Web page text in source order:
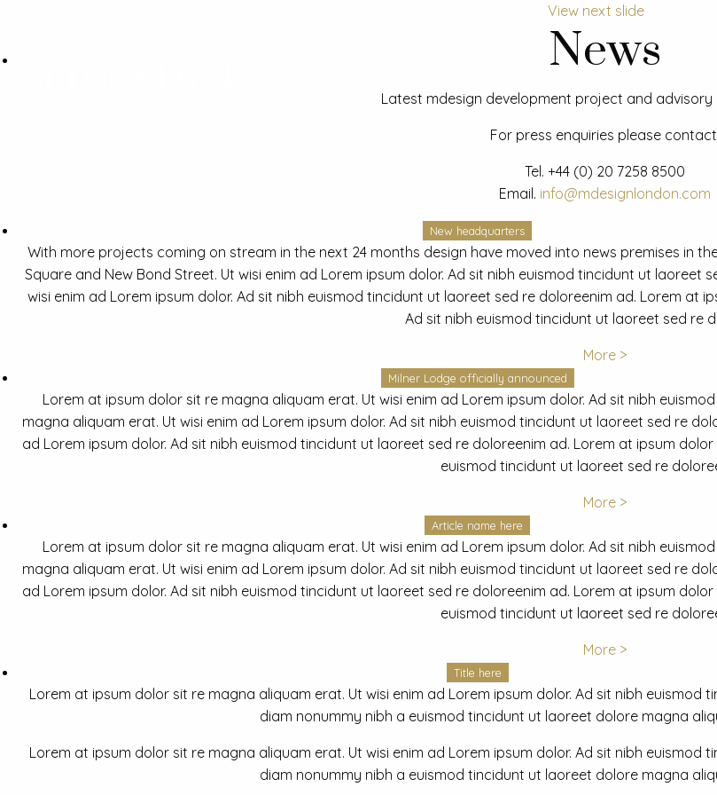
View next slide
News
Latest mdesign development project and advisory
For press enquiries please
Tel. +44 (0) 20 7258 8500
Email. info@mdesignlondon.com
New headquarters
With more projects coming on stream in the next 24 months design have moved into news premises in
Square and New Bond Street. Ut wisi enim ad Lorem ipsum dolor. Ad sit nibh euismod tincidunt ut
wisi enim ad Lorem ipsum dolor. Ad sit nibh euismod tincidunt ut laoreet sed re doloreenim ad. Lorem at
Ad sit nibh euismod tincidunt ut laoreet sed re
More >
Milner Lodge officially announced
Lorem at ipsum dolor sit re magna aliquam erat. Ut wisi enim ad Lorem ipsum dolor. Ad sit nibh
magna aliquam erat. Ut wisi enim ad Lorem ipsum dolor. Ad sit nibh euismod tincidunt ut laoreet sed re
ad Lorem ipsum dolor. Ad sit nibh euismod tincidunt ut laoreet sed re doloreenim ad. Lorem at ipsum
euismod tincidunt ut laoreet sed re
More >
Article name here
Lorem at ipsum dolor sit re magna aliquam erat. Ut wisi enim ad Lorem ipsum dolor. Ad sit nibh
magna aliquam erat. Ut wisi enim ad Lorem ipsum dolor. Ad sit nibh euismod tincidunt ut laoreet sed re
ad Lorem ipsum dolor. Ad sit nibh euismod tincidunt ut laoreet sed re doloreenim ad. Lorem at ipsum
euismod tincidunt ut laoreet sed re
More >
Title here
Lorem at ipsum dolor sit re magna aliquam erat. Ut wisi enim ad Lorem ipsum dolor. Ad sit nibh
diam nonummy nibh a euismod tincidunt ut laoreet dolore magna
Lorem at ipsum dolor sit re magna aliquam erat. Ut wisi enim ad Lorem ipsum dolor. Ad sit nibh
diam nonummy nibh a euismod tincidunt ut laoreet dolore magna